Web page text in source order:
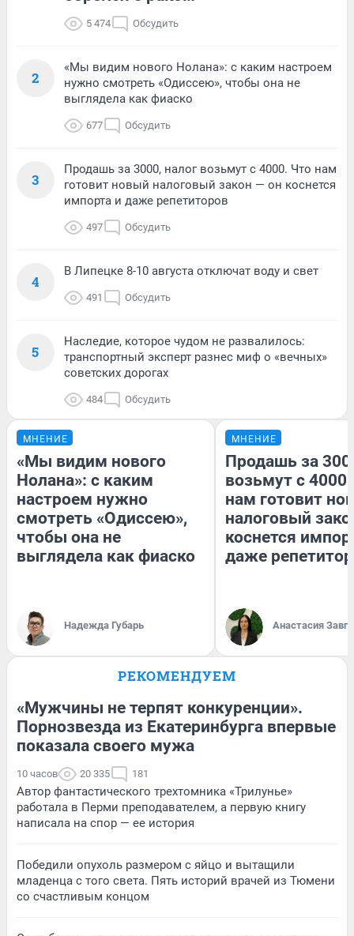
5 474 Обсудить
2
«Мы видим нового Нолана»: с каким настроем
нужно смотреть «Одиссею», чтобы она не
выглядела как фиаско
677 Обсудить
3
Продашь за 3000, налог возьмут с 4000. Что нам
готовит новый налоговый закон — он коснется
импорта и даже репетиторов
497 Обсудить
4
В Липецке 8-10 августа отключат воду и свет
491 Обсудить
5
Наследие, которое чудом не развалилось:
транспортный эксперт разнес миф о «вечных»
советских дорогах
484 Обсудить
МНЕНИЕ
«Мы видим нового
Нолана»: с каким
настроем нужно
смотреть «Одиссею»,
чтобы она не
выглядела как фиаско
Надежда Губарь
МНЕНИЕ
Продашь за
возьмут с
нам готовит
налоговый
коснется
даже
Анастасия
РЕКОМЕНДУЕМ
«Мужчины не терпят конкуренции».
Порнозвезда из Екатеринбурга впервые
показала своего мужа
10 часов 20 335 181
Автор фантастического трехтомника «Трилунье»
работала в Перми преподавателем, а первую книгу
написала на спор — ее история
Победили опухоль размером с яйцо и вытащили
младенца с того света. Пять историй врачей из Тюмени
со счастливым концом